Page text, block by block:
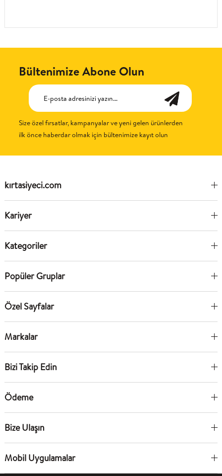
Bültenimize Abone Olun
Size özel fırsatlar, kampanyalar ve yeni gelen ürünlerden
ilk önce haberdar olmak için bültenimize kayıt olun
kırtasiyeci.com
Kariyer
Kategoriler
Popüler Gruplar
Özel Sayfalar
Markalar
Bizi Takip Edin
Ödeme
Bize Ulaşın
Mobil Uygulamalar